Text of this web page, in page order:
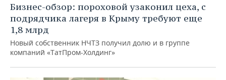
Бизнес-обзор: пороховой узаконил цеха, с
подрядчика лагеря в Крыму требуют еще
1,8 млрд
Новый собственник НЧТЗ получил долю и в группе
компаний «ТатПром-Холдинг»